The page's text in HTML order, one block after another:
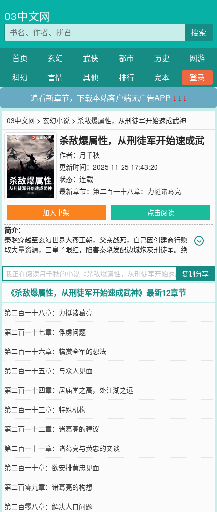
03中文网
搜索
首页 玄幻 武侠 都市 历史
网游
科幻
言情 其他 排行 完本
登录
追看新章节，下载本站客户端无广告APP ↓↓↓
03中文网 >玄幻小说 > 杀敌爆属性，从刑徒军开始速成武神
杀敌爆属性，从刑徒军开始速成武
神
作者： 月千秋
更新时间：2025-11-25 17:43:20
状态：连载
最新章节： 第二百一十八章：力挺诸葛亮
加入书架
点击阅读
简介：
秦骁穿越至玄幻世界大燕王朝，父亲战死，自己因创建商行赚
取大量资源，三皇子眼红，陷害秦骁发配边城炮灰刑徒军。绝
直接无敌了，你随意！秦骁从边关一名炮灰，不断奋勇击杀来犯之
敌，逐步成长为武圣境盖世强者、无上至尊！灭异族，杀妖族。大燕
王朝民不聊生，朝廷佞臣当道。不舍得将三皇子交出来？抱歉，我反
了！
您要是觉得《
杀敌爆属性，从刑徒军开始速成武神
要忘记向您QQ群和微博微信里的朋友推荐哦！
复制分享
《杀敌爆属性，从刑徒军开始速成武神》最新12章节
第二百一十八章：力挺诸葛亮
第二百一十七章：俘虏问题
第二百一十六章：犒赏全军的想法
第二百一十五章：与众人见面
第二百一十四章：居庙堂之高，处江湖之远
第二百一十三章：特殊机构
第二百一十二章：诸葛亮的建议
第二百一十一章：诸葛亮与黄忠的交谈
第二百一十章：欲安排黄忠见面
第二百零九章：诸葛亮的构想
第二百零八章：解决人口问题